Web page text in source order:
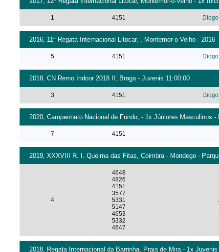
1 4151
2016, 11ª Regata Internacional Litocar, , Montemor-o-Velho -
5 4151
2018, CN Remo Indoor 2018 II, Braga - Juvenis 11:00:00
3 4151
2020, Campeonato Nacional de Fundo, - 1x Júniores Masculinos -
7 4151
2019, XXXVIII R. I. Queima das Fitas, Coimbra - Mondego -
4
4648
4826
4151
3577
5331
5147
4653
5332
4647
2018, Regata Internacional da Barrinha, Praia de Mira - 1x